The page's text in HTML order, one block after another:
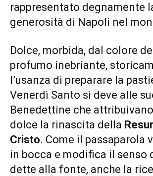
rappresentato degnamente
generosità di Napoli nel
Dolce, morbida, dal colore
profumo inebriante,
l’usanza di preparare la
Venerdì Santo si deve alle
Benedettine che
dolce la rinascita della
Cristo. Come il passaparola
in bocca e modifica il senso
dette alla fonte, anche la